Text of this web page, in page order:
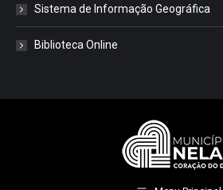
Sistema de Informação Geográfica
Biblioteca Online